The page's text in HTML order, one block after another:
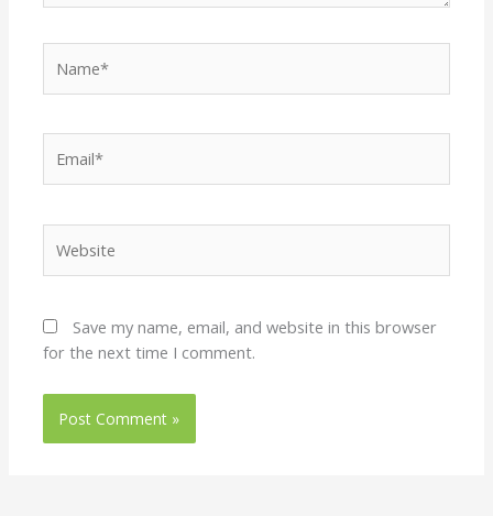
Save my name, email, and website in this browser
for the next time I comment.